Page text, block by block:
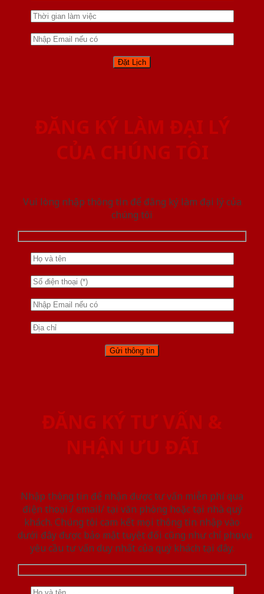
ĐĂNG KÝ LÀM ĐẠI LÝ
CỦA CHÚNG TÔI
Vui lòng nhập thông tin để đăng ký làm đại lý của
chúng tôi
ĐĂNG KÝ TƯ VẤN &
NHẬN ƯU ĐÃI
Nhập thông tin để nhận được tư vấn miễn phí qua
điện thoại / email/ tại văn phòng hoặc tại nhà quý
khách. Chúng tôi cam kết mọi thông tin nhập vào
dưới đây được bảo mật tuyệt đối cũng như chỉ phục vụ
yêu cầu tư vấn duy nhất của quý khách tại đây.